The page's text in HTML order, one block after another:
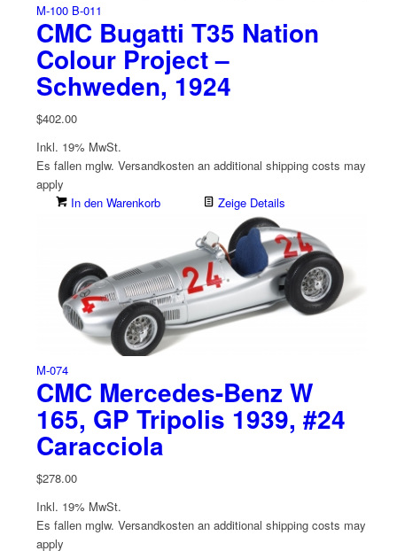
M-100 B-011
CMC Bugatti T35 Nation
Colour Project –
Schweden, 1924
$402.00
Inkl. 19% MwSt.
Es fallen mglw. Versand­kosten an additional shipping costs may
apply
In den Warenkorb
Zeige Details
M-074
CMC Mercedes-Benz W
165, GP Tripolis 1939, #24
Caracciola
$278.00
Inkl. 19% MwSt.
Es fallen mglw. Versand­kosten an additional shipping costs may
apply